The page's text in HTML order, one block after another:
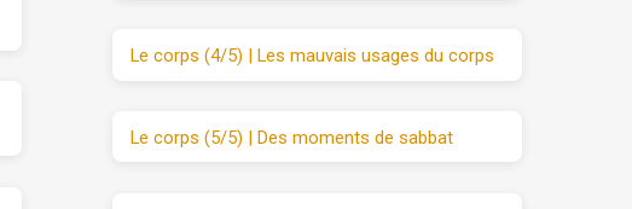
Le corps (4/5) | Les mauvais usages du corps
Le corps (5/5) | Des moments de sabbat